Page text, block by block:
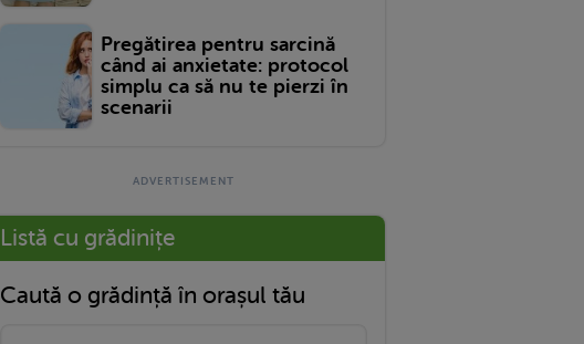
Pregătirea pentru sarcină
când ai anxietate: protocol
simplu ca să nu te pierzi în
scenarii
Listă cu grădinițe
Caută o grădință în orașul tău